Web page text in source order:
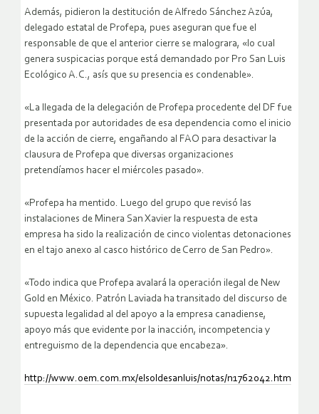
Además, pidieron la destitución de Alfredo Sánchez Azúa,
delegado estatal de Profepa, pues aseguran que fue el
responsable de que el anterior cierre se malograra, «lo cual
genera suspicacias porque está demandado por Pro San Luis
Ecológico A.C., asís que su presencia es condenable».
«La llegada de la delegación de Profepa procedente del DF fue
presentada por autoridades de esa dependencia como el inicio
de la acción de cierre, engañando al FAO para desactivar la
clausura de Profepa que diversas organizaciones
pretendíamos hacer el miércoles pasado».
«Profepa ha mentido. Luego del grupo que revisó las
instalaciones de Minera San Xavier la respuesta de esta
empresa ha sido la realización de cinco violentas detonaciones
en el tajo anexo al casco histórico de Cerro de San Pedro».
«Todo indica que Profepa avalará la operación ilegal de New
Gold en México. Patrón Laviada ha transitado del discurso de
supuesta legalidad al del apoyo a la empresa canadiense,
apoyo más que evidente por la inacción, incompetencia y
entreguismo de la dependencia que encabeza».
http://www.oem.com.mx/elsoldesanluis/notas/n1762042.htm